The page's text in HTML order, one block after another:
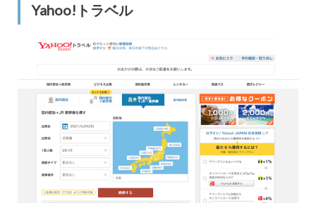
Yahoo!トラベル